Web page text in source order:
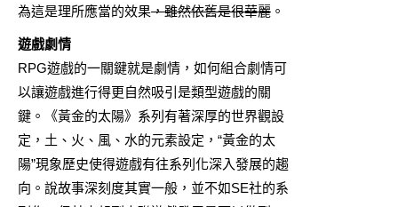
為這是理所應當的效果，雖然依舊是很華麗 。
遊戲劇情
RPG遊戲的一關鍵就是劇情，如何組合劇情可
以讓遊戲進行得更自然吸引是類型遊戲的關
鍵。《黃金的太陽》系列有著深厚的世界觀設
定，土、火、風、水的元素設定，“黃金的太
陽”現象歷史使得遊戲有往系列化深入發展的趨
向。說故事深刻度其實一般，並不如SE社的系